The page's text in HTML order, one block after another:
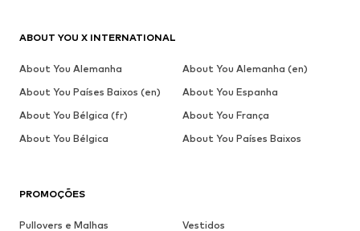
PROMOÇÕES
Pullovers e Malhas
Vestidos
ABOUT YOU X INTERNATIONAL
About You Alemanha
About You Alemanha (en)
About You Países Baixos (en)
About You Espanha
About You Bélgica (fr)
About You França
About You Bélgica
About You Países Baixos